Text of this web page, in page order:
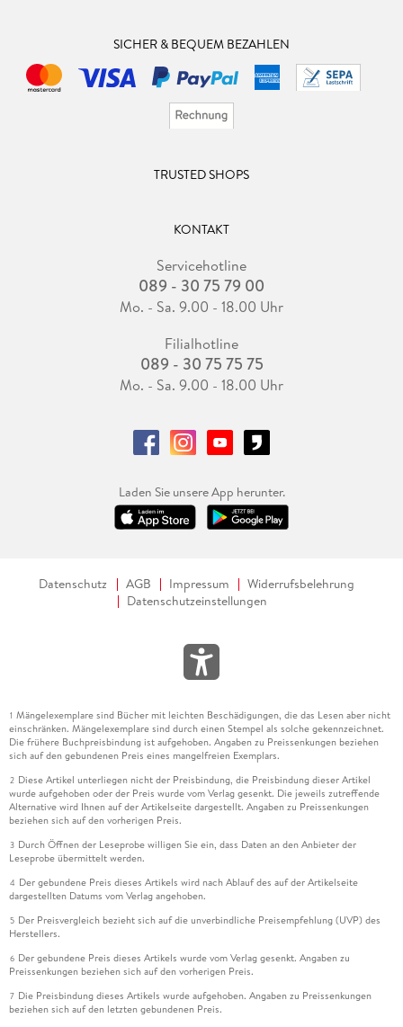
SICHER & BEQUEM BEZAHLEN
TRUSTED SHOPS
KONTAKT
Servicehotline
089 - 30 75 79 00
Mo. - Sa. 9.00 - 18.00 Uhr
Filialhotline
089 - 30 75 75 75
Mo. - Sa. 9.00 - 18.00 Uhr
Laden Sie unsere App herunter.
Datenschutz AGB Impressum
Widerrufsbelehrung
Datenschutzeinstellungen
1 Mängelexemplare sind Bücher mit leichten Beschädigungen, die das Lesen aber nicht
einschränken. Mängelexemplare sind durch einen Stempel als solche gekennzeichnet.
Die frühere Buchpreisbindung ist aufgehoben. Angaben zu Preissenkungen beziehen
sich auf den gebundenen Preis eines mangelfreien Exemplars.
2 Diese Artikel unterliegen nicht der Preisbindung, die Preisbindung dieser Artikel
wurde aufgehoben oder der Preis wurde vom Verlag gesenkt. Die jeweils zutreffende
Alternative wird Ihnen auf der Artikelseite dargestellt. Angaben zu Preissenkungen
beziehen sich auf den vorherigen Preis.
3 Durch Öffnen der Leseprobe willigen Sie ein, dass Daten an den Anbieter der
Leseprobe übermittelt werden.
4 Der gebundene Preis dieses Artikels wird nach Ablauf des auf der Artikelseite
dargestellten Datums vom Verlag angehoben.
5 Der Preisvergleich bezieht sich auf die unverbindliche Preisempfehlung (UVP) des
Herstellers.
6 Der gebundene Preis dieses Artikels wurde vom Verlag gesenkt. Angaben zu
Preissenkungen beziehen sich auf den vorherigen Preis.
7 Die Preisbindung dieses Artikels wurde aufgehoben. Angaben zu Preissenkungen
beziehen sich auf den letzten gebundenen Preis.